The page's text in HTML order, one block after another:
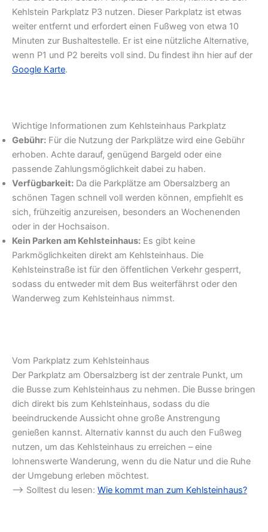
Kehlstein Parkplatz P3 nutzen. Dieser Parkplatz ist etwas
weiter entfernt und erfordert einen Fußweg von etwa 10
Minuten zur Bushaltestelle. Er ist eine nützliche Alternative,
wenn P1 und P2 bereits voll sind. Du findest ihn hier auf der
Google Karte.
Wichtige Informationen zum Kehlsteinhaus Parkplatz
Gebühr: Für die Nutzung der Parkplätze wird eine Gebühr
erhoben. Achte darauf, genügend Bargeld oder eine
passende Zahlungsmöglichkeit dabei zu haben.
Verfügbarkeit: Da die Parkplätze am Obersalzberg an
schönen Tagen schnell voll werden können, empfiehlt es
sich, frühzeitig anzureisen, besonders an Wochenenden
oder in der Hochsaison.
Kein Parken am Kehlsteinhaus: Es gibt keine
Parkmöglichkeiten direkt am Kehlsteinhaus. Die
Kehlsteinstraße ist für den öffentlichen Verkehr gesperrt,
sodass du entweder mit dem Bus weiterfährst oder den
Wanderweg zum Kehlsteinhaus nimmst.
Vom Parkplatz zum Kehlsteinhaus
Der Parkplatz am Obersalzberg ist der zentrale Punkt, um
die Busse zum Kehlsteinhaus zu nehmen. Die Busse bringen
dich direkt bis zum Kehlsteinhaus, sodass du die
beeindruckende Aussicht ohne große Anstrengung
genießen kannst. Alternativ kannst du auch den Fußweg
nutzen, um das Kehlsteinhaus zu erreichen – eine
lohnenswerte Wanderung, wenn du die Natur und die Ruhe
der Umgebung erleben möchtest.
–> Solltest du lesen: Wie kommt man zum Kehlsteinhaus?